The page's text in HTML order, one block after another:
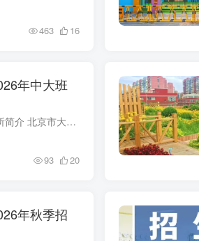
463 16
年中大班
大兴四幼中大班 招生补录啦 园所简介 北京市大兴区第四幼儿园始建于1995年，为教育部门幼儿园，现为一园三址，大兴四幼总园位于清源西里小区内、大兴四幼滨河分园位于滨河西里北...
93 20
年秋季招